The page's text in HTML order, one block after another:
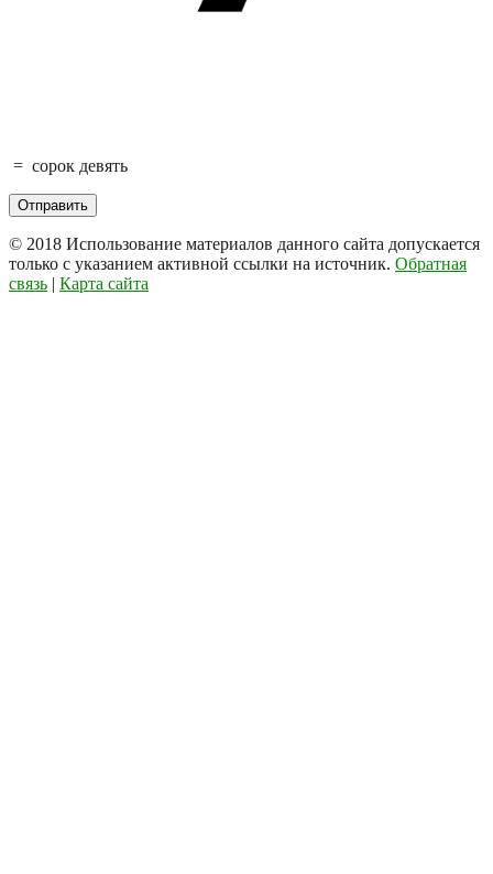
= сорок девять
© 2018 Использование материалов данного сайта допускается
только с указанием активной ссылки на источник. Обратная
связь | Карта сайта